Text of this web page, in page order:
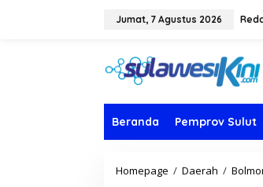
Jumat, 7 Agustus 2026
Beranda Pemprov Sulut
Homepage / Daerah /